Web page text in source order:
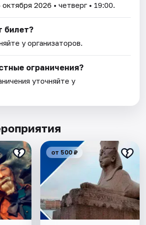
октября 2026 • четверг • 19:00.
билет?
у организаторов.
ограничения?
уточняйте у
от 500 ₽